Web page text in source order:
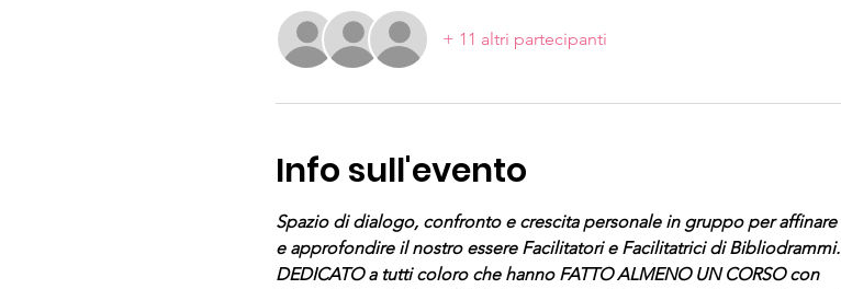
+ 11 altri partecipanti
Info sull'evento
Spazio di dialogo, confronto e crescita personale in gruppo per affinare
e approfondire il nostro essere Facilitatori e Facilitatrici di Bibliodrammi.
DEDICATO a tutti coloro che hanno FATTO ALMENO UN CORSO con